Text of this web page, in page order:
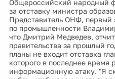
Общероссийский народный
за отставку министра
Представитель ОНФ, первый
по промышленности
что Дмитрий Медведев,
правительства за прошлый
планы не входит отставка
которого в последнее время
информационную атаку. "Я